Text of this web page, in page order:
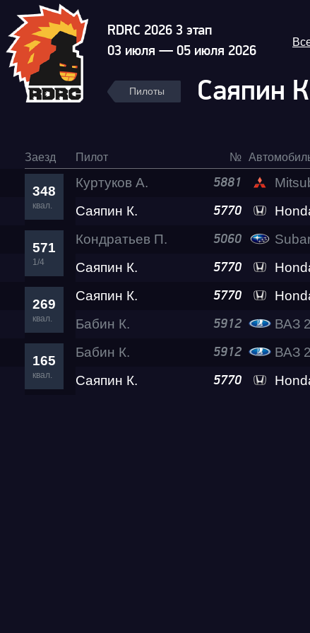
Гонка
RDRC Юг 6 этап
Test & Tune PRO
RDRC 2026 3 этап
03 июля — 05 июля 2026
Пилоты Саяпин
Заезд Пилот №
348
квал.
Куртуков А. 5881
Саяпин К.
5770
571
1/4
Кондратьев П. 5060 Subaru
Саяпин К.
5770
269
квал.
Саяпин К. 5770
Бабин К.
5912 ВАЗ
165
квал.
Бабин К. 5912 ВАЗ
Саяпин К.
5770